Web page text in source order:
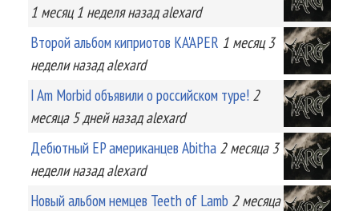
1 месяц 1 неделяназад alexard
Второй альбом киприотов KA'APER 1 месяц 3
неделиназад alexard
I Am Morbid объявили о российском туре! 2
месяца 5 днейназад alexard
Дебютный EP американцев Abitha 2 месяца 3
неделиназад alexard
Новый альбом немцев Teeth of Lamb 2 месяца